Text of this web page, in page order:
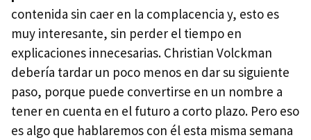
contenida sin caer en la complacencia y, esto es
muy interesante, sin perder el tiempo en
explicaciones innecesarias. Christian Volckman
debería tardar un poco menos en dar su siguiente
paso, porque puede convertirse en un nombre a
tener en cuenta en el futuro a corto plazo. Pero eso
es algo que hablaremos con él esta misma semana